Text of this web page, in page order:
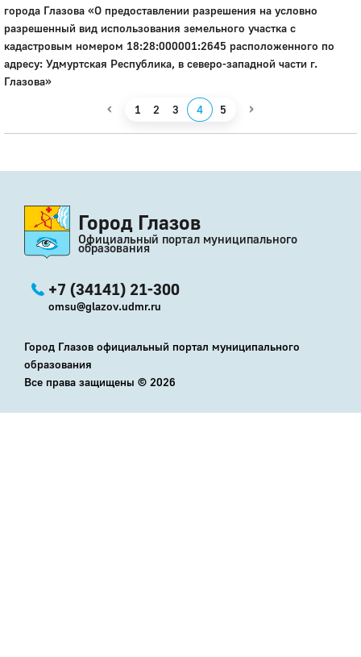
города Глазова «О предоставлении разрешения на условно
разрешенный вид использования земельного участка с
кадастровым номером 18:28:000001:2645 расположенного по
адресу: Удмуртская Республика, в северо-западной части г.
Глазова»
‹ 1 2 3 4 5 ›
Город Глазов
Официальный портал муниципального
образования
+7 (34141) 21-300
omsu@glazov.udmr.ru
Город Глазов официальный портал муниципального
образования
Все права защищены © 2026